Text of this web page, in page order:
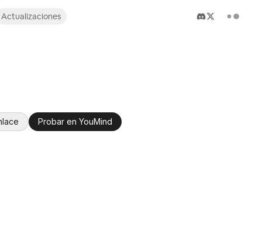
Actualizaciones
Probar en YouMind